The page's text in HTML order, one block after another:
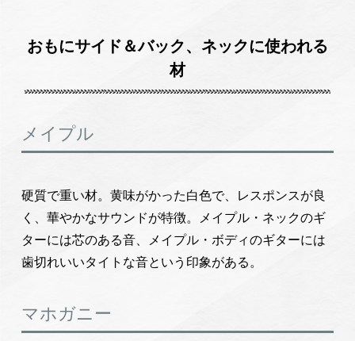
おもにサイド＆バック、ネックに使われる
材
メイプル
硬質で重い材。黄味がかった白色で、レスポンスが良
く、華やかなサウンドが特徴。メイプル・ネックのギ
ターには芯のある音、メイプル・ボディのギターには
歯切れいいタイトな音という印象がある。
マホガニー